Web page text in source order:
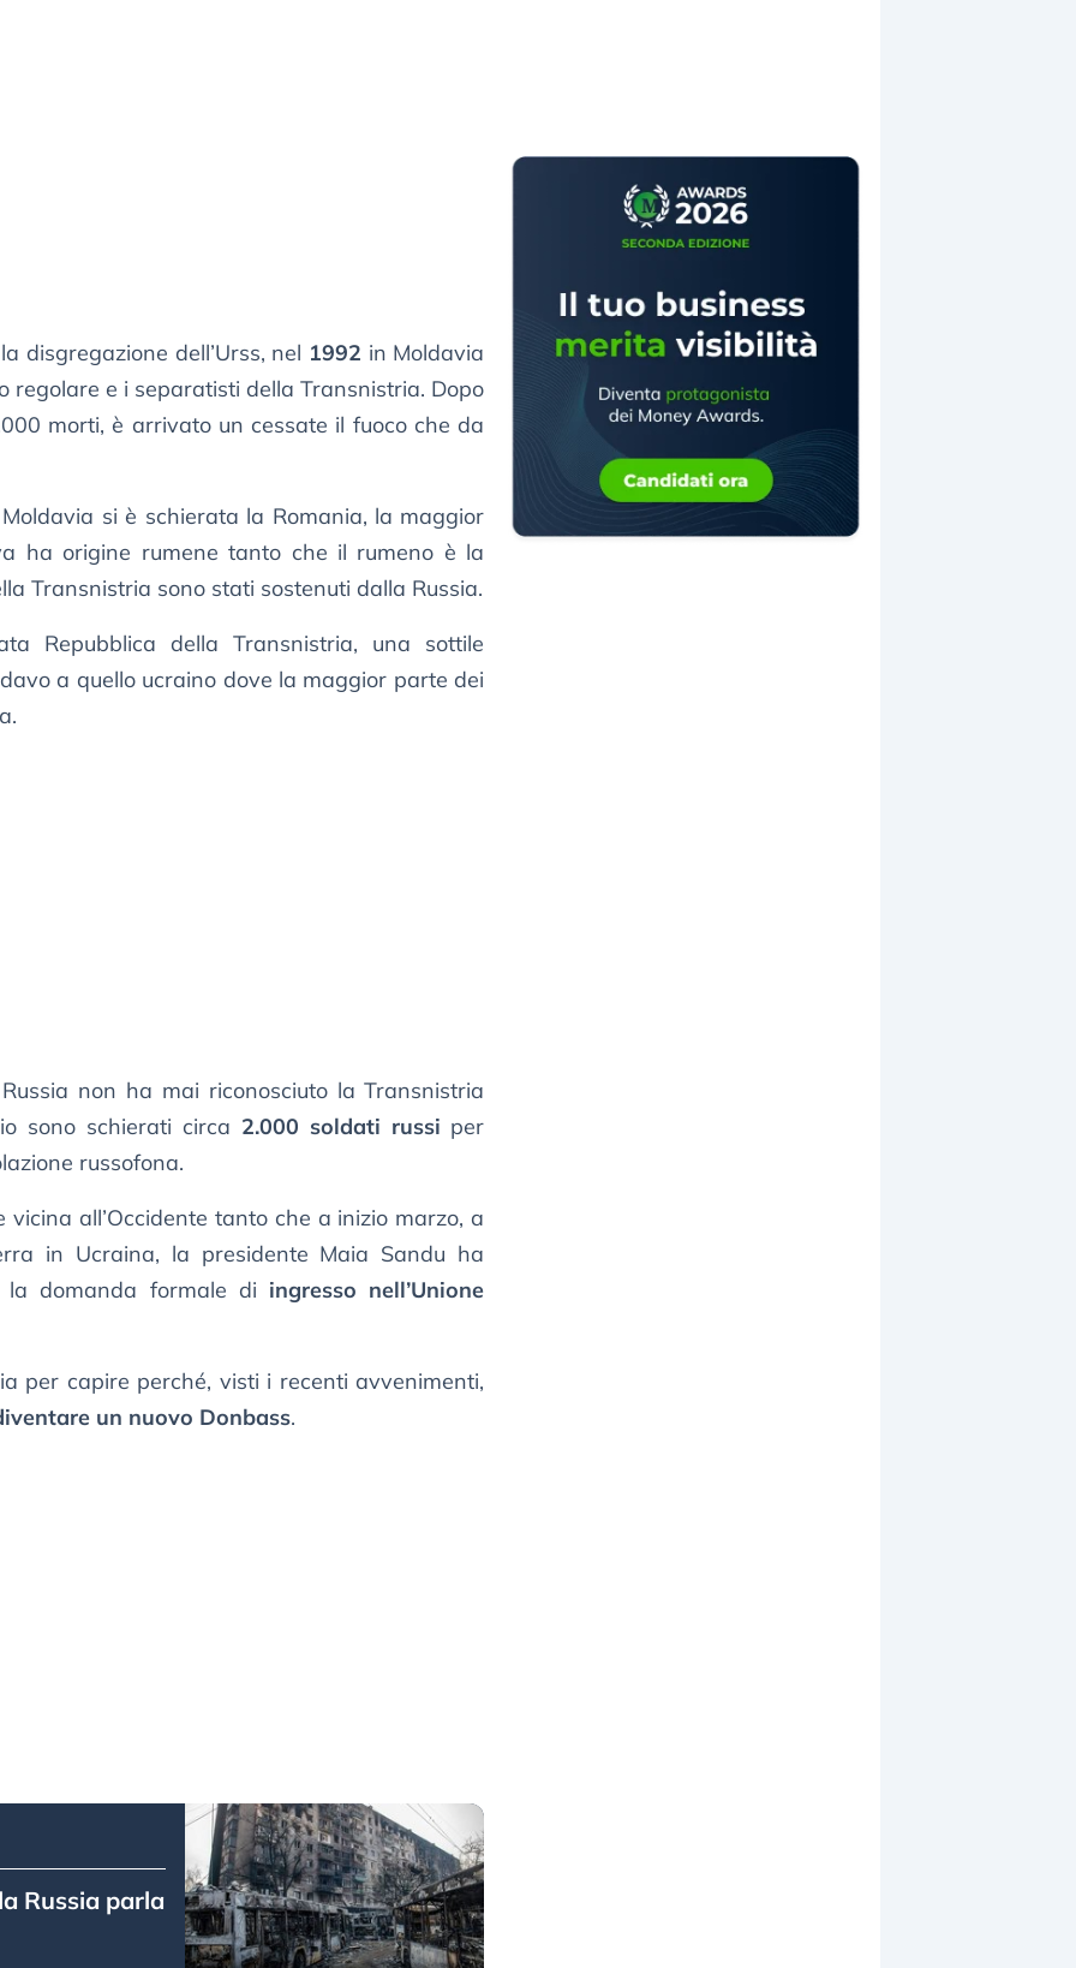
disgregazione dell’Urss, nel 1992 in Moldavia
regolare e i separatisti della Transnistria. Dopo
morti, è arrivato un cessate il fuoco che da
si è schierata la Romania, la maggior
ha origine rumene tanto che il rumeno è la
Transnistria sono stati sostenuti dalla Russia.
Repubblica della Transnistria, una sottile
a quello ucraino dove la maggior parte dei
non ha mai riconosciuto la Transnistria
sono schierati circa 2.000 soldati russi per
russofona.
all’Occidente tanto che a inizio marzo, a
in Ucraina, la presidente Maia Sandu ha
domanda formale di ingresso nell’Unione
per capire perché, visti i recenti avvenimenti,
un nuovo Donbass.
Russia parla